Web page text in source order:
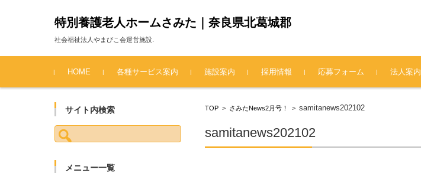
特別養護老人ホームさみた｜奈良県北葛城郡
社会福祉法人やまびこ会運営施設.
コンテンツに移動
HOME
各種サービス案内 施設案内 採用情報 応募フォーム 法人案内
TOP > さみたNews2月号！ >samitanews202102
samitanews202102
サイト内検索
検索:
メニュー一覧